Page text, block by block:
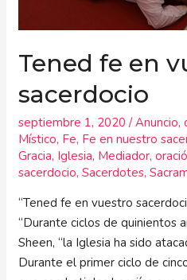
Tened fe en
sacerdocio
septiembre 1, 2020/Anuncio,
Místico, Fe, Fe en nuestro
Gracia, Iglesia, Mediador,
sacerdocio,Sacerdotes,
“Tened fe en vuestro
“Durante ciclos de quinientos
Sheen, “la Iglesia ha sido
Durante el primer ciclo de